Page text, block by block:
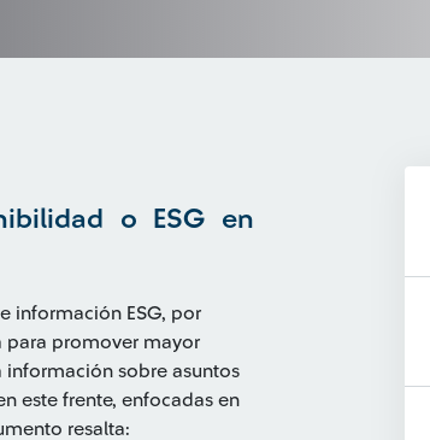
o ESG en
información ESG, por
para promover mayor
información sobre asuntos
este frente, enfocadas en
resalta: